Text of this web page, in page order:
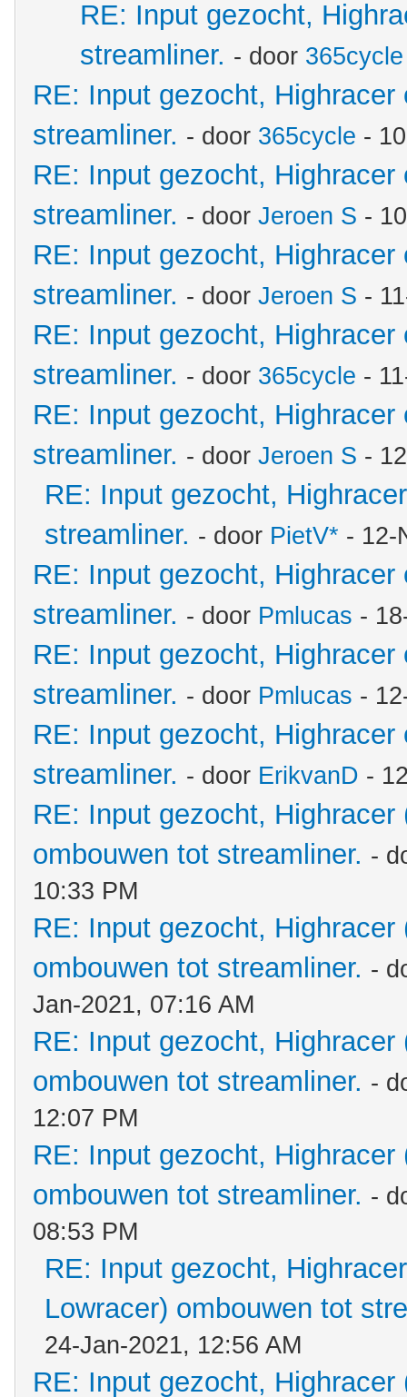
RE: Input gezocht,
streamliner. - door 365cycle
RE: Input gezocht, Highracer
streamliner. - door 365cycle -
RE: Input gezocht, Highracer
streamliner. - door Jeroen S -
RE: Input gezocht, Highracer
streamliner. - door Jeroen S -
RE: Input gezocht, Highracer
streamliner. - door 365cycle -
RE: Input gezocht, Highracer
streamliner. - door Jeroen S -
RE: Input gezocht,
streamliner. - door PietV* - 12-
RE: Input gezocht, Highracer
streamliner. - door Pmlucas -
RE: Input gezocht, Highracer
streamliner. - door Pmlucas -
RE: Input gezocht, Highracer
streamliner. - door ErikvanD -
RE: Input gezocht,
ombouwen tot streamliner. -
10:33 PM
RE: Input gezocht,
ombouwen tot streamliner. -
Jan-2021, 07:16 AM
RE: Input gezocht,
ombouwen tot streamliner. -
12:07 PM
RE: Input gezocht,
ombouwen tot streamliner. -
08:53 PM
RE: Input gezocht,
Lowracer) ombouwen tot
24-Jan-2021, 12:56 AM
RE: Input gezocht,